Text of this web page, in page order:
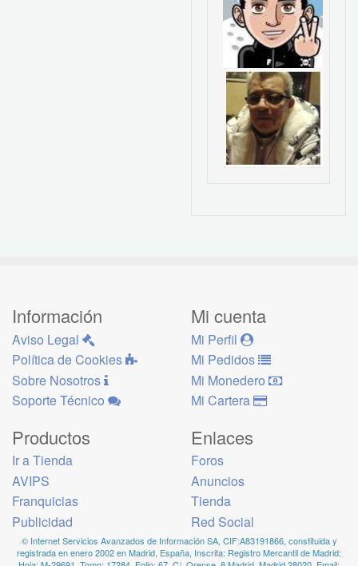
Información
Aviso Legal
Política de Cookies
Sobre Nosotros
Soporte Técnico
Mi cuenta
Mi Perfil
Mi Pedidos
Mi Monedero
Mi Cartera
Productos
Ir a Tienda
AVIPS
Franquicias
Publicidad
Enlaces
Foros
Anuncios
Tienda
Red Social
© Internet Servicios Avanzados de Información SA, CIF:A83191866, constituida y
registrada en enero 2002 en Madrid, España, Inscrita: Registro Mercantil de Madrid: